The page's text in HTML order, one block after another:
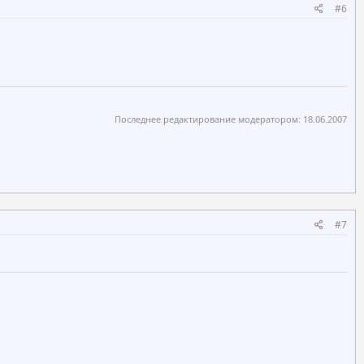
#6
Последнее редактирование модератором: 18.06.2007
#7